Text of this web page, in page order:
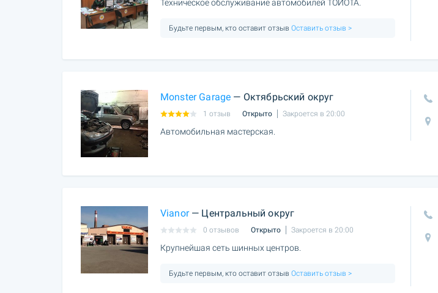
Техническое обслуживание автомобилей ТОЙОТА.
Будьте первым, кто оставит отзыв Оставить отзыв >
Monster Garage — Октябрьский округ
1 отзыв Открыто Закроется в 20:00
Автомобильная мастерская.
Vianor— Центральный округ
0 отзывов Открыто Закроется в 20:00
Крупнейшая сеть шинных центров.
Будьте первым, кто оставит отзыв Оставить отзыв >